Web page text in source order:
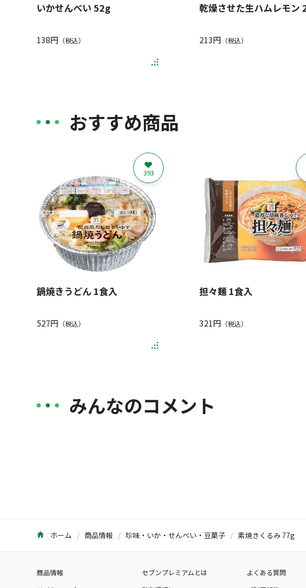
いかせんべい 52g
138円 （税込）
乾燥させた生ハムレモン
213円 （税込）
おすすめ商品
鍋焼きうどん 1食入
527円 （税込）
393
担々麺 1食入
321円 （税込）
みんなのコメント
ホーム 商品情報 珍味・いか・せんべい・豆菓子 素焼きくるみ 77g
商品情報 セブンプレミアムとは
よくある質問